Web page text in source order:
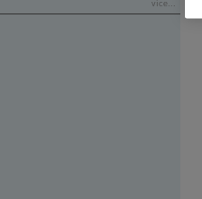
více...